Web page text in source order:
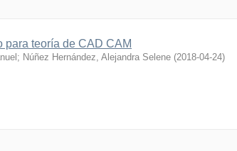
para teoría de CAD CAM
; Núñez Hernández, Alejandra Selene (2018-04-24)